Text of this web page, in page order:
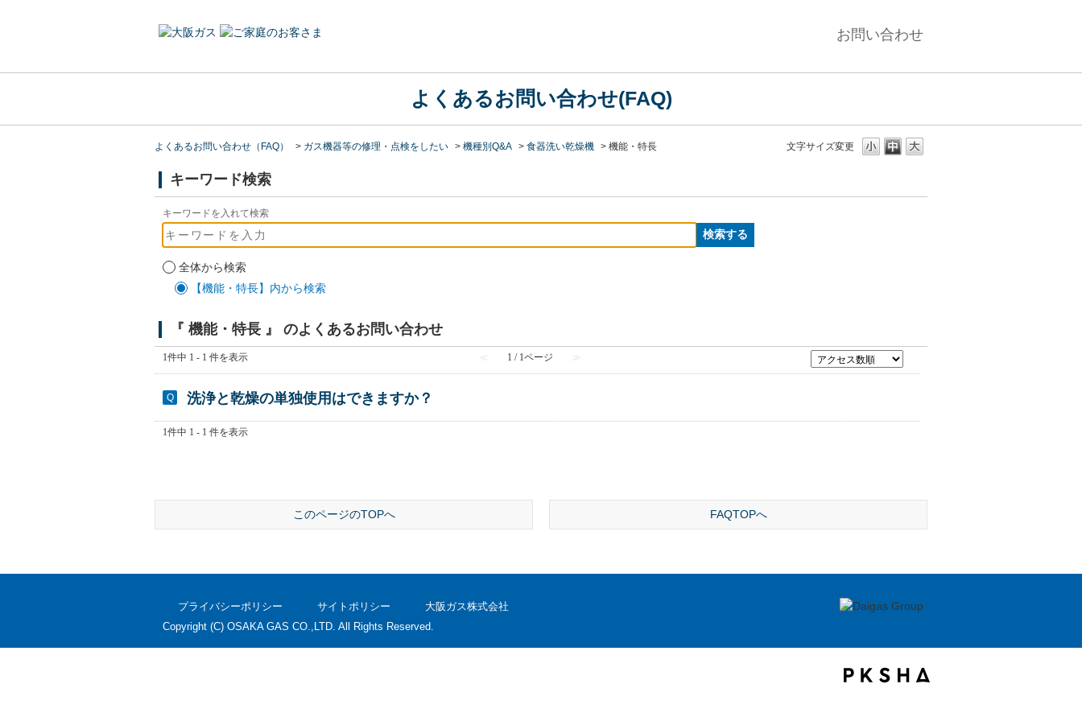
お問い合わせ
よくあるお問い合わせ(FAQ)
文字サイズ変更
よくあるお問い合わせ（FAQ） > ガス機器等の修理・点検をしたい > 機種別Q&A > 食器洗い乾燥機 > 機能・特長
キーワード検索
キーワードを入れて検索
全体から検索
【機能・特長】内から検索
『 機能・特長 』 のよくあるお問い合わせ
1件中 1 - 1 件を表示 ≪ 1 / 1ページ ≫
洗浄と乾燥の単独使用はできますか？
1件中 1 - 1 件を表示
このページのTOPへ FAQTOPへ
プライバシーポリシー サイトポリシー
大阪ガス株式会社
Copyright (C) OSAKA GAS CO.,LTD. All Rights Reserved.